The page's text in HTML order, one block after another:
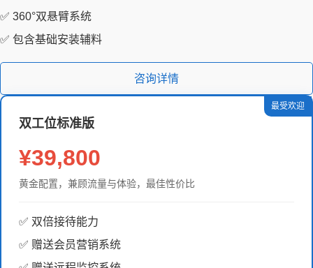
✅ 360°双悬臂系统
✅ 包含基础安装辅料
咨询详情
最受欢迎
双工位标准版
¥39,800
黄金配置，兼顾流量与体验，最佳性价比
✅ 双倍接待能力
✅ 赠送会员营销系统